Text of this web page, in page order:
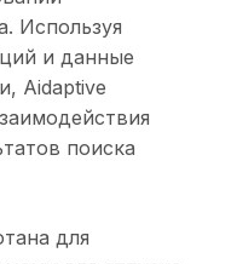
Используя
и данные
Aidaptive
поиска
для